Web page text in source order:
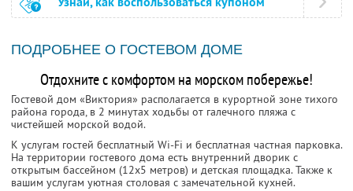
ПОДРОБНЕЕ О ГОСТЕВОМ ДОМЕ
Отдохните с комфортом на морском побережье!
Гостевой дом «Виктория» располагается в курортной зоне тихого
района города, в 2 минутах ходьбы от галечного пляжа с
чистейшей морской водой.
К услугам гостей бесплатный Wi-Fi и бесплатная частная парковка.
На территории гостевого дома есть внутренний дворик с
открытым бассейном (12х5 метров) и детская площадка. Также к
вашим услугам уютная столовая с замечательной кухней.